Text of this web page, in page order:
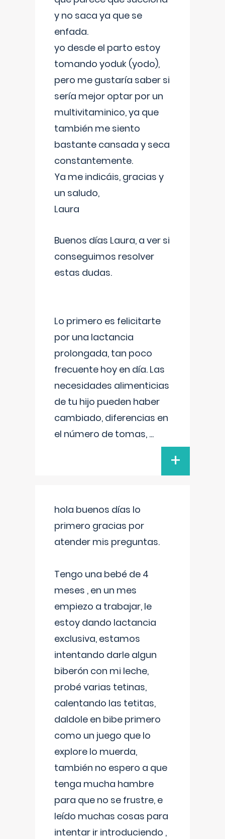
y no saca ya que se
enfada.
yo desde el parto estoy
tomando yoduk (yodo),
pero me gustaría saber si
sería mejor optar por un
multivitaminico, ya que
también me siento
bastante cansada y seca
constantemente.
Ya me indicáis, gracias y
un saludo,
Laura
Buenos días Laura, a ver si
conseguimos resolver
estas dudas.
Lo primero es felicitarte
por una lactancia
prolongada, tan poco
frecuente hoy en día. Las
necesidades alimenticias
de tu hijo pueden haber
cambiado, diferencias en
el número de tomas, ...
+
hola buenos días lo
primero gracias por
atender mis preguntas.
Tengo una bebé de 4
meses , en un mes
empiezo a trabajar, le
estoy dando lactancia
exclusiva, estamos
intentando darle algun
biberón con mi leche,
probé varias tetinas,
calentando las tetitas,
daldole en bibe primero
como un juego que lo
explore lo muerda,
también no espero a que
tenga mucha hambre
para que no se frustre, e
leído muchas cosas para
intentar ir introduciendo ,